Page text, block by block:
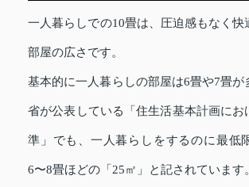
一人暮らしでの10畳は、圧迫感もなく快
部屋の広さです。
基本的に一人暮らしの部屋は6畳や7畳が
省が公表している「住生活基本計画にお
準」でも、一人暮らしをするのに最低
6〜8畳ほどの「25㎡」と記されています。